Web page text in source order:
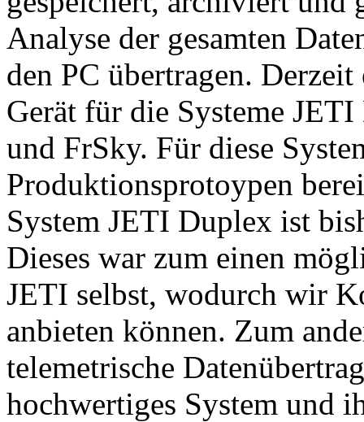
Analyse der gesamten
den PC übertragen.
Gerät für die Systeme
und FrSky. Für diese
Produktionsprotoypen
System JETI Duplex ist
Dieses war zum einen
JETI selbst, wodurch wir
anbieten können. Zum
telemetrische
hochwertiges System und